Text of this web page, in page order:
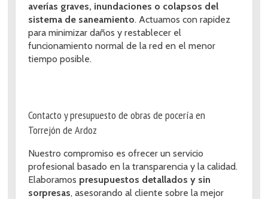
averías graves, inundaciones o colapsos del
sistema de saneamiento. Actuamos con rapidez
para minimizar daños y restablecer el
funcionamiento normal de la red en el menor
tiempo posible.
Contacto y presupuesto de obras de pocería en
Torrejón de Ardoz
Nuestro compromiso es ofrecer un servicio
profesional basado en la transparencia y la calidad.
Elaboramos presupuestos detallados y sin
sorpresas, asesorando al cliente sobre la mejor